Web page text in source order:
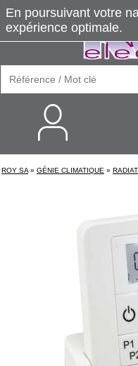
ROY SA » GÉNIE CLIMATIQUE »
En poursuivant votre
expérience optimale.